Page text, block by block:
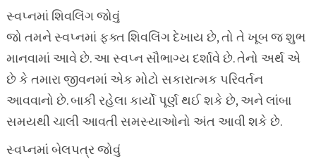
સ્વપ્નમાં શિવલિંગ જોવું
જો તમને સ્વપ્નમાં ફક્ત શિવલિંગ દેખાય છે, તો તે ખૂબ જ શુભ
માનવામાં આવે છે. આ સ્વપ્ન સૌભાગ્ય દર્શાવે છે. તેનો અર્થ એ
છે કે તમારા જીવનમાં એક મોટો સકારાત્મક પરિવર્તન
આવવાનો છે. બાકી રહેલા કાર્યો પૂર્ણ થઈ શકે છે, અને લાંબા
સમયથી ચાલી આવતી સમસ્યાઓનો અંત આવી શકે છે.
સ્વપ્નમાં બેલપત્ર જોવું